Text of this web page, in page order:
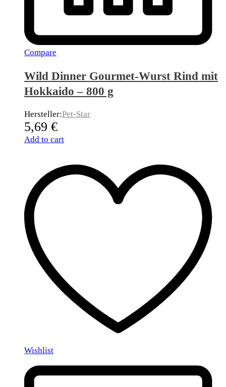
Compare
Wild Dinner Gourmet-Wurst Rind mit
Hokkaido – 800 g
Hersteller:Pet-Star
5,69 €
Add to cart
Wishlist